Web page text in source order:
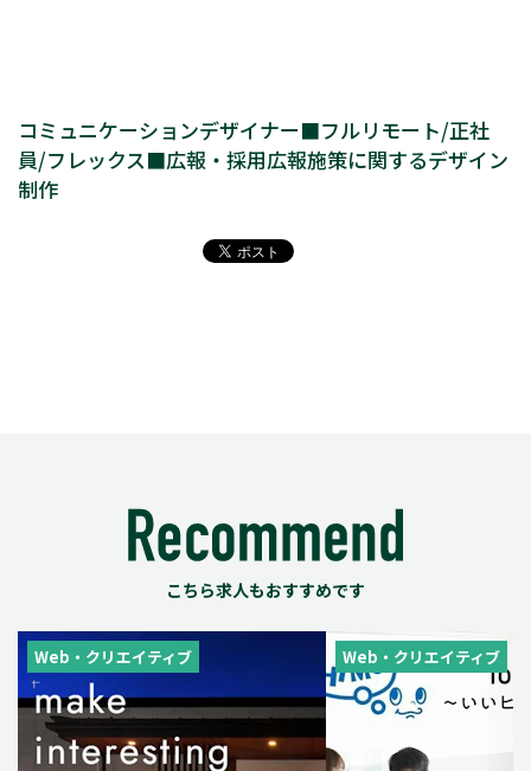
コミュニケーションデザイナー■フルリモート/正社
員/フレックス■広報・採用広報施策に関するデザイン
制作
こちら求人もおすすめです
Web・クリエイティブ Web・クリエイティブ